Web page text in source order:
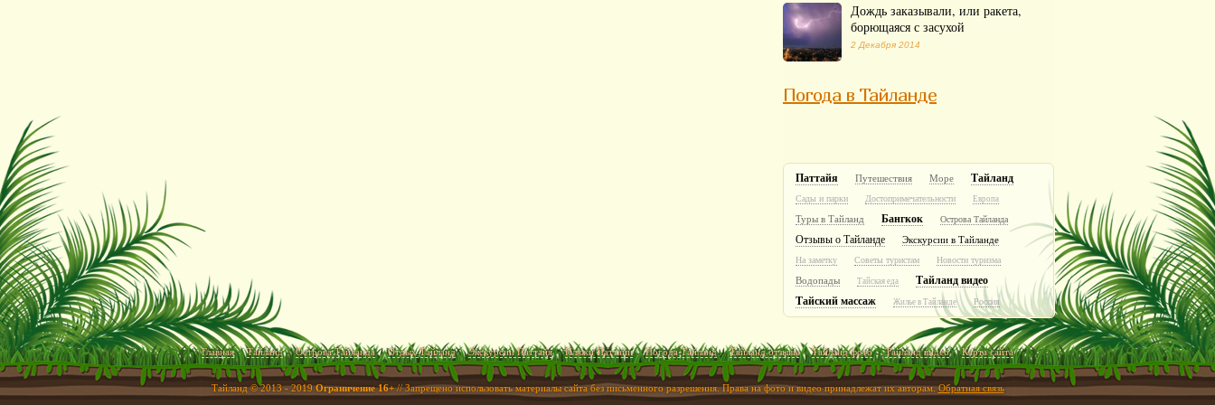
Дождь заказывали, или ракета,
борющаяся с засухой
2 Декабря 2014
Погода в Тайланде
Паттайя Путешествия Море Тайланд
Сады и парки Достопримечательности Европа
Туры в Тайланд Бангкок Острова Тайланда
Отзывы о Тайланде Экскурсии в Тайланде
На заметку Советы туристам Новости туризма
Водопады Тайская еда
Тайланд видео
Тайский массаж
Жилье в Тайланде Россия
Главная Тайланд Острова Тайланда Отдых Тайланд Экскурсии Паттайя Пляжи Паттайи Погода Тайланд Тайланд отзывы Тайланд фото Тайланд видео Карта сайта
Тайланд © 2013 - 2019Ограничение 16+// Запрещено использовать материалы сайта без письменного разрешения. Права на фото и видео принадлежат их авторам.Обратная связь